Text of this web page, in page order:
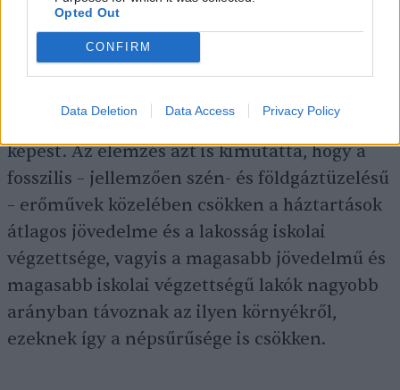
Opted Out
CONFIRM
Data Deletion Data Access Privacy Policy
kilométeres) körzetében található
lakóingatlanok esetében 3–7 százalékkal
csökkent az ingatlanok értéke és a bérleti díj
a hasonló lakhatási és demográfiai
adottságokkal rendelkező városrészekhez
képest. Az elemzés azt is kimutatta, hogy a
fosszilis – jellemzően szén- és földgáztüzelésű
– erőművek közelében csökken a háztartások
átlagos jövedelme és a lakosság iskolai
végzettsége, vagyis a magasabb jövedelmű és
magasabb iskolai végzettségű lakók nagyobb
arányban távoznak az ilyen környékről,
ezeknek így a népsűrűsége is csökken.